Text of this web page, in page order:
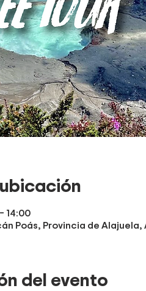
14:00
Poás, Provincia de
del evento